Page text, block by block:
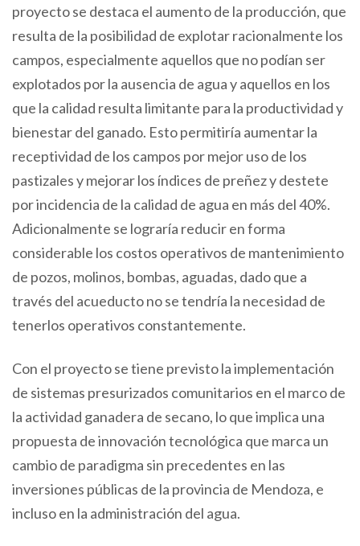
proyecto se destaca el aumento de la producción, que
resulta de la posibilidad de explotar racionalmente los
campos, especialmente aquellos que no podían ser
explotados por la ausencia de agua y aquellos en los
que la calidad resulta limitante para la productividad y
bienestar del ganado. Esto permitiría aumentar la
receptividad de los campos por mejor uso de los
pastizales y mejorar los índices de preñez y destete
por incidencia de la calidad de agua en más del 40%.
Adicionalmente se lograría reducir en forma
considerable los costos operativos de mantenimiento
de pozos, molinos, bombas, aguadas, dado que a
través del acueducto no se tendría la necesidad de
tenerlos operativos constantemente.
Con el proyecto se tiene previsto la implementación
de sistemas presurizados comunitarios en el marco de
la actividad ganadera de secano, lo que implica una
propuesta de innovación tecnológica que marca un
cambio de paradigma sin precedentes en las
inversiones públicas de la provincia de Mendoza, e
incluso en la administración del agua.